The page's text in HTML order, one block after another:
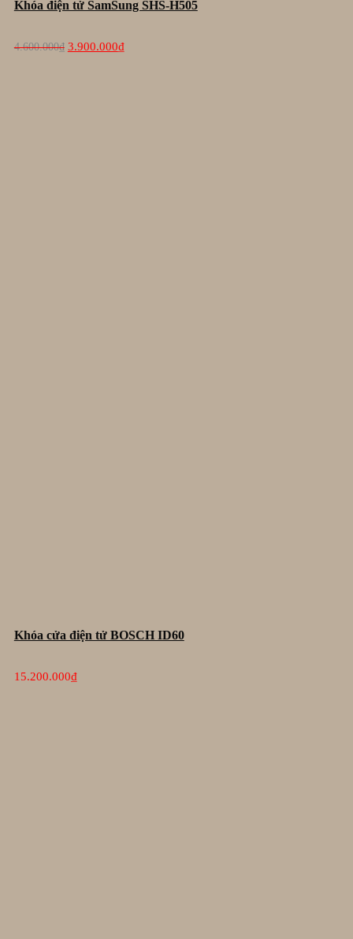
Khóa điện tử SamSung SHS-H505
4.600.000₫
Giá
gốc
3.900.000₫Giá
hiện
Khóa cửa điện tử BOSCH ID60
15.200.000₫